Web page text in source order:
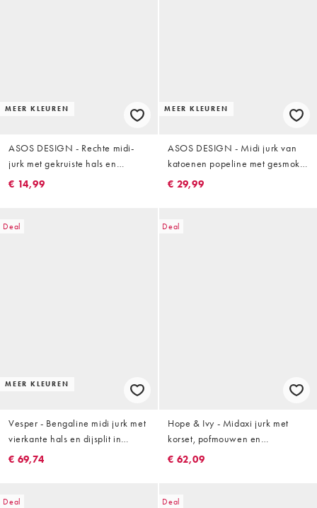
MEER KLEUREN
ASOS DESIGN - Rechte midi-
jurk met gekruiste hals en
zijsplitten in felgroen
€ 14,99
MEER KLEUREN
ASOS DESIGN - Midi jurk van
katoenen popeline met gesmokte
buste in saliegroen
€ 29,99
Deal
MEER KLEUREN
Vesper - Bengaline midi jurk met
vierkante hals en dijsplit in
smaragdgroen
€ 69,74
Deal
Hope & Ivy - Midaxi jurk met
korset, pofmouwen en
bloemenprint in groen
€ 62,09
Deal Deal